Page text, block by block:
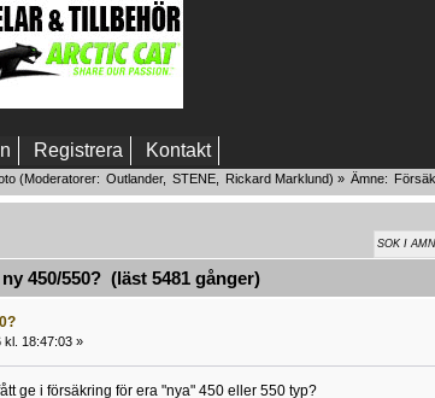
Registrera Kontakt
(Moderatorer: Outlander, STENE, Rickard Marklund) » Ämne:
450/550? (läst 5481 gånger)
kl. 18:47:03 »
ge i försäkring för era "nya" 450 eller 550 typ?